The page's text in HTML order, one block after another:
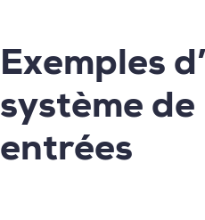
Exemples
système
entrées